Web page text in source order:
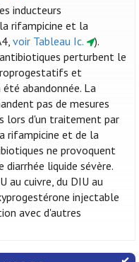
inducteurs
rifampicine et la
voir Tableau Ic.
).
perturbent le
et
abandonnée. La
pas de mesures
lors d'un traitement par
rifampicine et de la
ne provoquent
diarrhée liquide sévère.
au cuivre, du DIU au
injectable
avec d'autres